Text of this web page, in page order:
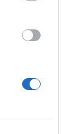
de
s’ha
el
dins del